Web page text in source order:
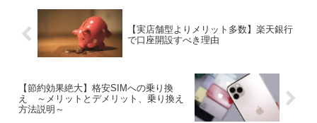
【実店舗型よりメリット多数】楽天銀行
で口座開設すべき理由
【節約効果絶大】格安SIMへの乗り換
え ～メリットとデメリット、乗り換え
方法説明～